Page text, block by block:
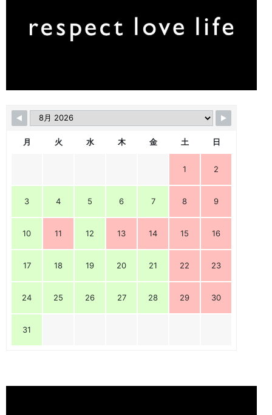
月 火 水 木 金 土 日
1 2
3 4 5 6 7 8 9
10 11 12 13 14 15 16
17 18 19 20 21 22 23
24 25 26 27 28 29 30
31